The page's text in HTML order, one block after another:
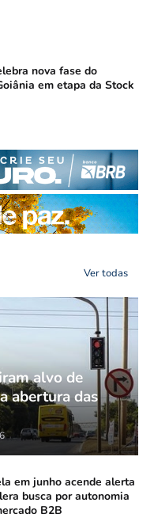
nova fase do
em etapa da Stock
Ver todas
alvo de
abertura das
em junho acende alerta
busca por autonomia
B2B